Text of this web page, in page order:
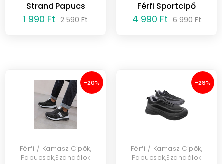
Strand Papucs
1 990 Ft 2 590 Ft
Férfi Sportcipő
4 990 Ft 6 990 Ft
-20%
Férfi / Kamasz Cipők,
Papucsok,Szandálok
-29%
Férfi / Kamasz Cipők,
Papucsok,Szandálok